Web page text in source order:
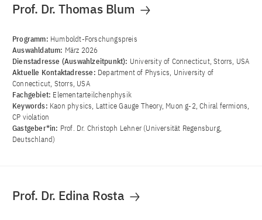
Prof. Dr. Thomas Blum
Programm: Humboldt-Forschungspreis
Auswahldatum: März 2026
Dienstadresse (Auswahlzeitpunkt): University of Connecticut, Storrs, USA
Aktuelle Kontaktadresse: Department of Physics, University of
Connecticut, Storrs, USA
Fachgebiet: Elementarteilchenphysik
Keywords: Kaon physics, Lattice Gauge Theory, Muon g-2, Chiral fermions,
CP violation
Gastgeber*in: Prof. Dr. Christoph Lehner (Universität Regensburg,
Deutschland)
Prof. Dr. Edina Rosta